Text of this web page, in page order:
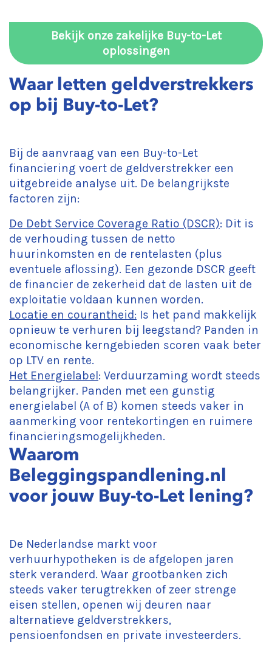
Bekijk onze zakelijke Buy-to-Let
oplossingen
Waar letten geldverstrekkers
op bij Buy-to-Let?
Bij de aanvraag van een Buy-to-Let
financiering voert de geldverstrekker een
uitgebreide analyse uit. De belangrijkste
factoren zijn:
De Debt Service Coverage Ratio (DSCR): Dit is
de verhouding tussen de netto
huurinkomsten en de rentelasten (plus
eventuele aflossing). Een gezonde DSCR geeft
de financier de zekerheid dat de lasten uit de
exploitatie voldaan kunnen worden.
Locatie en courantheid: Is het pand makkelijk
opnieuw te verhuren bij leegstand? Panden in
economische kerngebieden scoren vaak beter
op LTV en rente.
Het Energielabel: Verduurzaming wordt steeds
belangrijker. Panden met een gunstig
energielabel (A of B) komen steeds vaker in
aanmerking voor rentekortingen en ruimere
financieringsmogelijkheden.
Waarom
Beleggingspandlening.nl
voor jouw Buy-to-Let lening?
De Nederlandse markt voor
verhuurhypotheken is de afgelopen jaren
sterk veranderd. Waar grootbanken zich
steeds vaker terugtrekken of zeer strenge
eisen stellen, openen wij deuren naar
alternatieve geldverstrekkers,
pensioenfondsen en private investeerders.